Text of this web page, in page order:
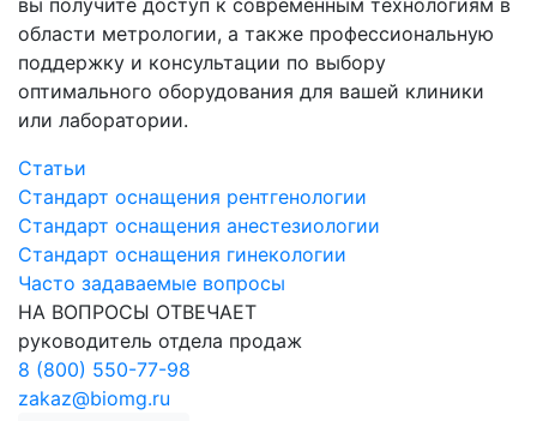
области метрологии, а также профессиональную
поддержку и консультации по выбору
оптимального оборудования для вашей клиники
или лаборатории.
Статьи
Стандарт оснащения рентгенологии
Стандарт оснащения анестезиологии
Стандарт оснащения гинекологии
Часто задаваемые вопросы
НА ВОПРОСЫ ОТВЕЧАЕТ
руководитель отдела продаж
8 (800) 550-77-98
zakaz@biomg.ru